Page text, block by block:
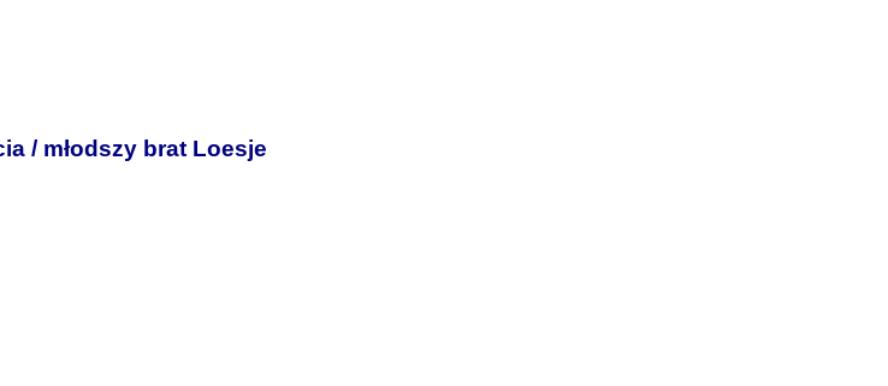
/ młodszy brat Loesje